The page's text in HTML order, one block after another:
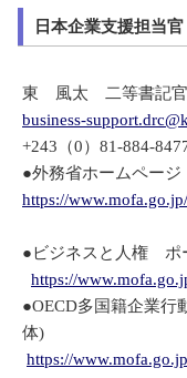
日本企業支援担当官
東 風太 二等書記官
business-
+243（0）81-884-
●外務省ホームページ
https://
●ビジネスと人権 ポ
https://
●OECD多国籍企業行
体)
https://